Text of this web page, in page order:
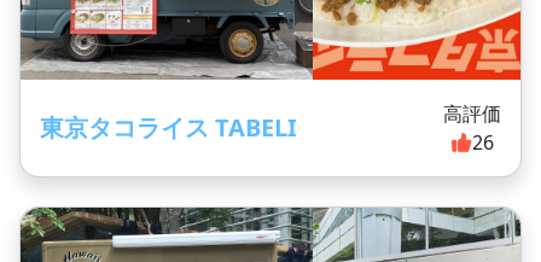
東京タコライス TABELI
高評価
26